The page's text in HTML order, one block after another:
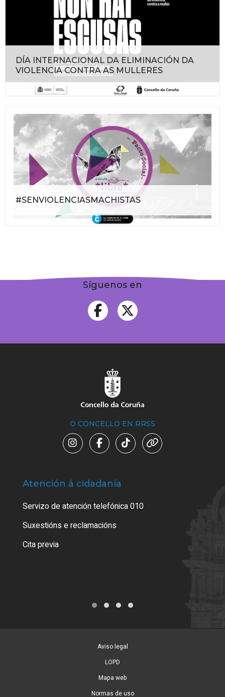
DÍA INTERNACIONAL DA ELIMINACIÓN DA
VIOLENCIA CONTRA AS MULLERES
#SENVIOLENCIASMACHISTAS
Síguenos en
O CONCELLO EN RRSS
Atención á cidadanía
Servizo de atención telefónica 010
Suxestións e reclamacións
Cita previa
Aviso legal
LOPD
Mapa web
Normas de uso